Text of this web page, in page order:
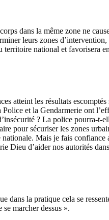
dans la même zone ne
leurs zones
territoire national et favorisera
atteint les résultats escomptés
Police et la Gendarmerie ont
? La police pourra-t-
pour sécuriser les zones
nationale. Mais je fais confiance
Dieu d’aider nos autorités
dans la pratique cela se
marcher dessus ».